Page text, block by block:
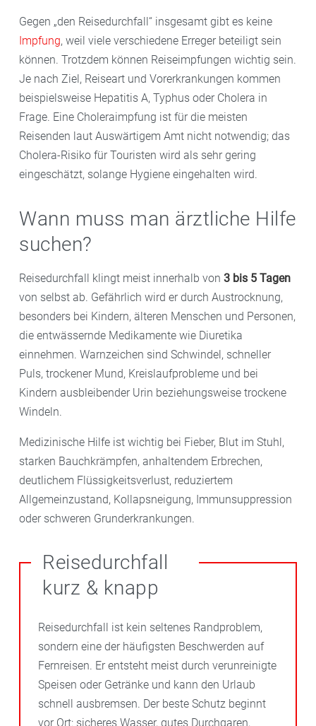
Gegen „den Reisedurchfall“ insgesamt gibt es keine
Impfung, weil viele verschiedene Erreger beteiligt sein
können. Trotzdem können Reiseimpfungen wichtig sein.
Je nach Ziel, Reiseart und Vorerkrankungen kommen
beispielsweise Hepatitis A, Typhus oder Cholera in
Frage. Eine Choleraimpfung ist für die meisten
Reisenden laut Auswärtigem Amt nicht notwendig; das
Cholera-Risiko für Touristen wird als sehr gering
eingeschätzt, solange Hygiene eingehalten wird.
Wann muss man ärztliche Hilfe
suchen?
Reisedurchfall klingt meist innerhalb von 3 bis 5 Tagen
von selbst ab. Gefährlich wird er durch Austrocknung,
besonders bei Kindern, älteren Menschen und Personen,
die entwässernde Medikamente wie Diuretika
einnehmen. Warnzeichen sind Schwindel, schneller
Puls, trockener Mund, Kreislaufprobleme und bei
Kindern ausbleibender Urin beziehungsweise trockene
Windeln.
Medizinische Hilfe ist wichtig bei Fieber, Blut im Stuhl,
starken Bauchkrämpfen, anhaltendem Erbrechen,
deutlichem Flüssigkeitsverlust, reduziertem
Allgemeinzustand, Kollapsneigung, Immunsuppression
oder schweren Grunderkrankungen.
Reisedurchfall
kurz & knapp
Reisedurchfall ist kein seltenes Randproblem,
sondern eine der häufigsten Beschwerden auf
Fernreisen. Er entsteht meist durch verunreinigte
Speisen oder Getränke und kann den Urlaub
schnell ausbremsen. Der beste Schutz beginnt
vor Ort: sicheres Wasser, gutes Durchgaren,